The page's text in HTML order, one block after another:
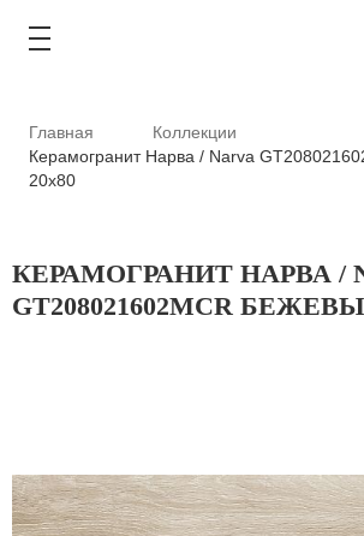
АКЦИИ
О КОМПАНИИ
Главная
Коллекции
Керамогранит Нарва / Narva
20x80
КЕРАМОГРАНИТ НАРВА /
GT208021602MСR